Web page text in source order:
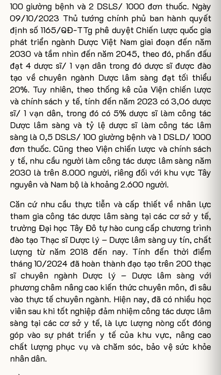
100 giường bệnh và 2 DSLS/ 1000 đơn thuốc. Ngày
09/10/2023 Thủ tướng chính phủ ban hành quyết
định số 1165/QĐ-TTg phê duyệt Chiến lược quốc gia
phát triển ngành Dược Việt Nam giai đoạn đến năm
2030 và tầm nhìn đến năm 2045, theo đó, phấn đấu
đạt 4 dược sĩ/ 1 vạn dân trong đó dược sĩ được đào
tạo về chuyên ngành Dược lâm sàng đạt tối thiểu
20%. Tuy nhiên, theo thống kê của Viện chiến lược
và chính sách y tế, tính đến năm 2023 có 3,06 dược
sĩ/ 1 vạn dân, trong đó có 5% dược sĩ làm công tác
Dược lâm sàng và tỷ lệ dược sĩ làm công tác lâm
sàng là 0,5 DSLS/ 100 giường bệnh và 1 DSLD/ 1000
đơn thuốc. Cũng theo Viện chiến lược và chính sách
y tế, nhu cầu người làm công tác dược lâm sàng năm
2030 là trên 8.000 người, riêng đối với khu vực Tây
nguyên và Nam bộ là khoảng 2.600 người.
Căn cứ nhu cầu thực tiễn và cấp thiết về nhân lực
tham gia công tác dược lâm sàng tại các cơ sở y tế,
trường Đại học Tây Đô tự hào cung cấp chương trình
đào tạo Thạc sĩ Dược lý – Dược lâm sàng uy tín, chất
lượng từ năm 2018 đến nay. Tính đến thời điểm
tháng 10/2024 đã hoàn thành đạo tạo trên 200 thạc
sĩ chuyên ngành Dược lý – Dược lâm sàng với
phương châm nâng cao kiến thức chuyên môn, đi sâu
vào thực tế chuyên ngành. Hiện nay, đã có nhiều học
viên sau khi tốt nghiệp đảm nhiệm công tác dược lâm
sàng tại các cơ sở y tế, là lực lượng nòng cốt đóng
góp vào sự phát triển y tế của khu vực, nâng cao
chất lượng phục vụ và chăm sóc, bảo vệ sức khỏe
nhân dân.